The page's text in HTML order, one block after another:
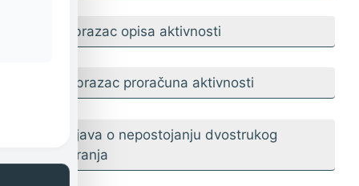
1. Obrazac opisa aktivnosti
2. Obrazac proračuna aktivnosti
3. Izjava o nepostojanju dvostrukog
financiranja